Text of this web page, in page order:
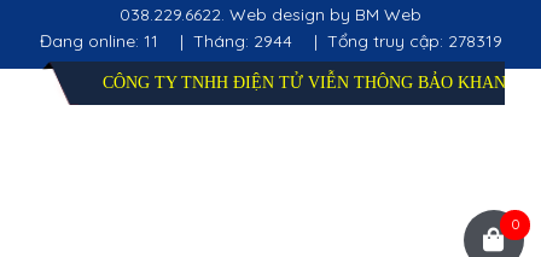
038.229.6622. Web design by BM Web
Đang online: 11
| Tháng: 2944 | Tổng truy cập: 278319
CÔNG TY TNHH ĐIỆN TỬ VIỄN THÔNG BẢO KHANG
0